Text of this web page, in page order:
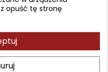
promocją:22,40 zł
u wydawcy)
opuść tę stronę